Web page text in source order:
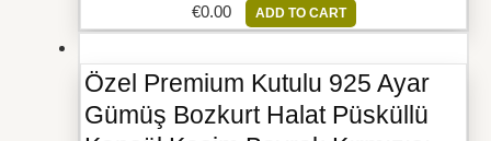
€0.00 ADD TO CART
Özel Premium Kutulu 925 Ayar
Gümüş Bozkurt Halat Püsküllü